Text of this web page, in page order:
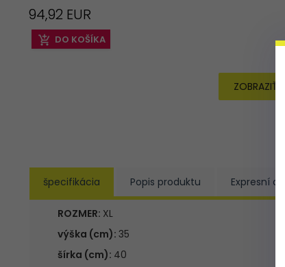
DO KOŠÍKA
94,92 EUR
ZOBRAZIŤ
špecifikácia Popis produktu Expresní
ROZMER: XL
výška (cm): 35
šírka (cm): 40